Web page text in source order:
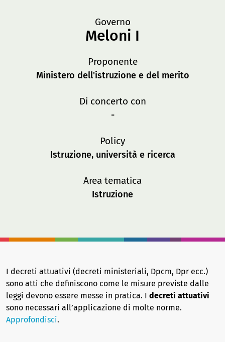
Governo
Meloni I
Proponente
Ministero dell'istruzione e del merito
Di concerto con
-
Policy
Istruzione, università e ricerca
Area tematica
Istruzione
I decreti attuativi (decreti ministeriali, Dpcm, Dpr ecc.)
sono atti che definiscono come le misure previste dalle
leggi devono essere messe in pratica. I decreti attuativi
sono necessari all’applicazione di molte norme.
Approfondisci.